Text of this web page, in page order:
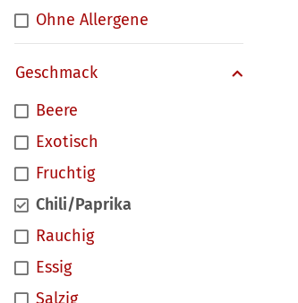
Ohne Allergene
Geschmack
Beere
Exotisch
Fruchtig
Chili/Paprika
Rauchig
Essig
Salzig